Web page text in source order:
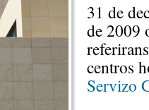
31 de
de 2009
centros
Servizo